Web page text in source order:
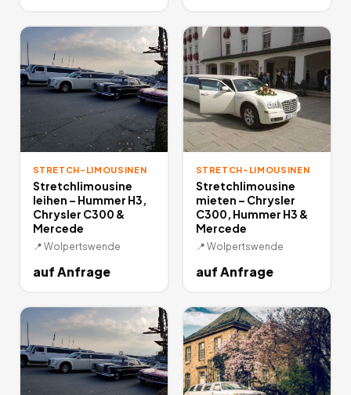
STRETCH-LIMOUSINEN
Stretchlimousine
leihen – Hummer H3,
Chrysler C300 &
Mercede
📍 Wolpertswende
auf Anfrage
STRETCH-LIMOUSINEN
Stretchlimousine
mieten – Chrysler
C300, Hummer H3 &
Mercede
📍 Wolpertswende
auf Anfrage